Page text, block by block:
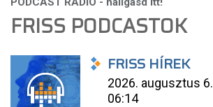
FRISS PODCASTOK
FRISS HÍREK
2026. augusztus 6.
06:14